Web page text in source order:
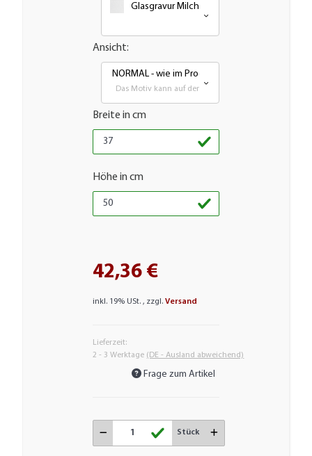
Glasgravur Milchglasoptik Frosted Weiß
Ansicht:
NORMAL - wie im Produktbild
Das Motiv kann auf den meisten glatten Flächen
Breite in cm
Höhe in cm
42,36 €
inkl. 19% USt. , zzgl.Versand
Lieferzeit:
2 - 3 Werktage (DE - Ausland abweichend)
Frage zum Artikel
Stück